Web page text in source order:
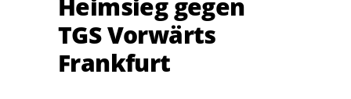
TGS Vorwärts
Frankfurt